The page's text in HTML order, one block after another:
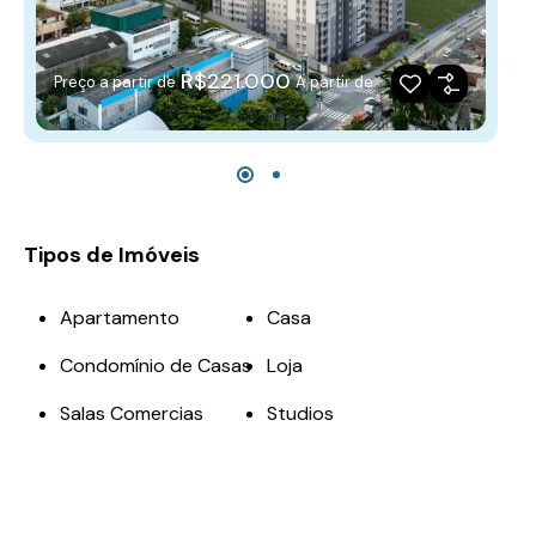
Preço a partir de R$221.000 A partir de
Tipos de Imóveis
Apartamento
Casa
Condomínio de Casas
Loja
Salas Comercias
Studios